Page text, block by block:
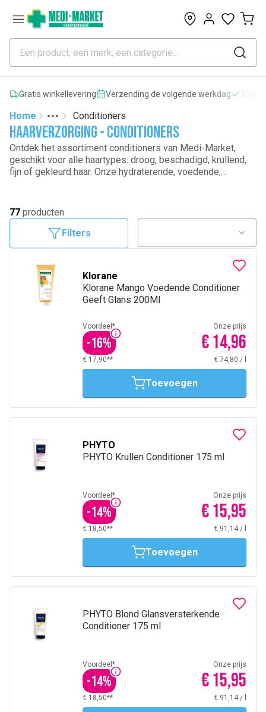
0
Gratis winkellevering Verzending de volgende werkdag
Home
More
Toggle menu
Conditioners
Haarverzorging - Conditioners
Ontdek het assortiment conditioners van Medi-Market,
geschikt voor alle haartypes: droog, beschadigd, krullend,
fijn of gekleurd haar. Onze hydraterende, voedende,
weer zachtheid en glans. Geniet van kwaliteitsproducten
voor een doeltreffende haarverzorgingsroutine thuis.
77 producten
Filters
Klorane
Klorane Mango Voedende Conditioner
Geeft Glans 200Ml
Voordeel*
-16%
Onze prijs
€ 14,96
€ 17,90** € 74,80 /
Toevoegen
PHYTO
PHYTO Krullen Conditioner 175 ml
Voordeel*
-14%
Onze prijs
€ 15,95
€ 18,50** € 91,14 /
Toevoegen
PHYTO Blond Glansversterkende
Conditioner 175 ml
Voordeel*
-14%
Onze prijs
€ 15,95
€ 18,50** € 91,14 /